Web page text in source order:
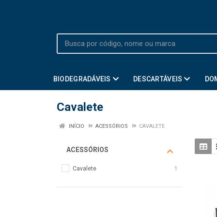
BIODEGRADÁVEIS DESCARTÁVEIS
Cavalete
INÍCIO ACESSÓRIOS CAVALETE
ACESSÓRIOS
Cavalete 1